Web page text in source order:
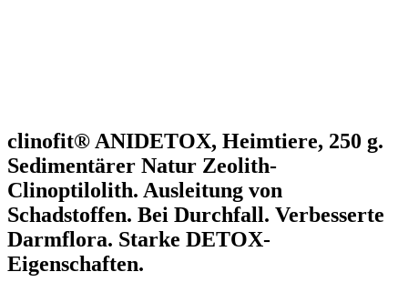
clinofit® ANIDETOX, Heimtiere, 250 g.
Sedimentärer Natur Zeolith-
Clinoptilolith. Ausleitung von
Schadstoffen. Bei Durchfall. Verbesserte
Darmflora. Starke DETOX-
Eigenschaften.